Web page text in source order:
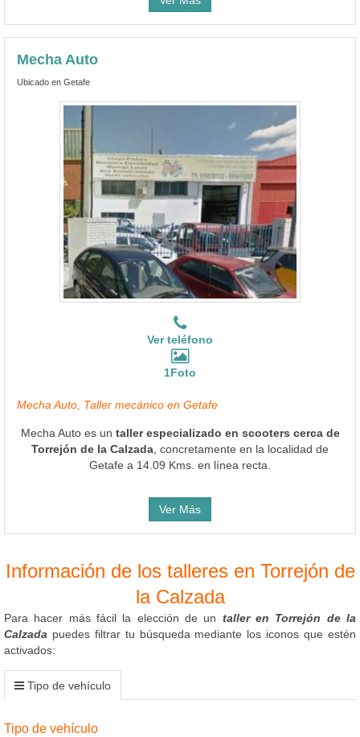
Mecha Auto
Ubicado en Getafe
Ver teléfono
1Foto
Mecha Auto, Taller mecánico en Getafe
Mecha Auto es un taller especializado en scooters cerca de
Torrejón de la Calzada , concretamente en la localidad de
Getafe a 14.09 Kms. en línea recta.
Ver Más
Información de los talleres en Torrejón de
la Calzada
Para hacer más fácil la elección de un taller en Torrejón de la
Calzada puedes filtrar tu búsqueda mediante los iconos que estén
activados:
Tipo de vehículo
Tipo de vehículo